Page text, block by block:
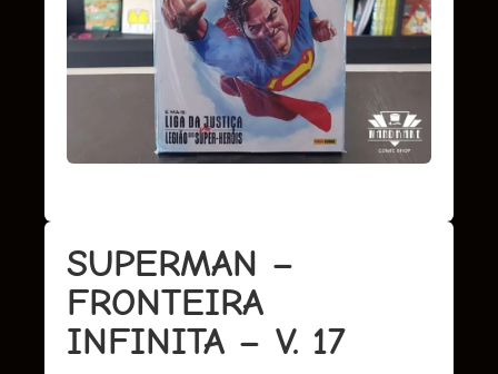
SUPERMAN –
FRONTEIRA
INFINITA – V. 17